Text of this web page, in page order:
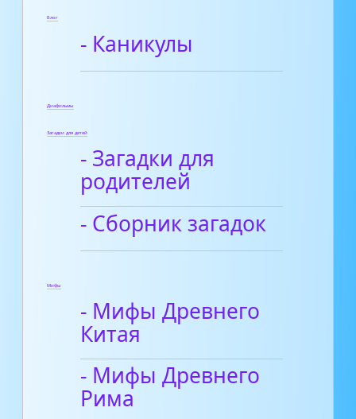
Блог
- Каникулы
Диафильмы
Загадки для детей
- Загадки для
родителей
- Сборник загадок
Мифы
- Мифы Древнего
Китая
- Мифы Древнего
Рима